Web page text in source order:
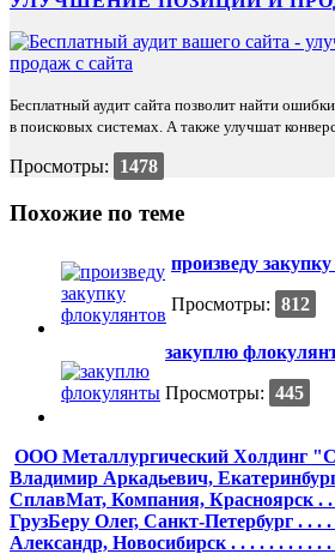
Бесплатный аудит сайта позволит найти
в поисковых системах. А также улучшат
Просмотры: 1478
Похожие по теме
произведу
Просмотры: 812
закуплю
Просмотры: 445
ООО Металлургический Холдинг
Владимир Аркадьевич,
СплавМат, Компания, Красноярск . .
ГрузБеру Олег, Санкт-Петербург . . . .
Александр, Новосибирск . . . . . . . . . . .